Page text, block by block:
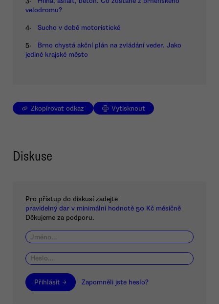
velodromu?
4. Sucho v době motoristické
5.
Brno chystá akční plán na zvládání veder. Jako
jediné krajské město
Zkopírovat odkaz Vytisknout
Diskuse
Pro přístup do diskusí zadejte
pravidelný dar v minimální hodnotě 50 Kč měsíčně
Děkujeme za podporu.
Přihlásit → Zapomněli jste heslo?